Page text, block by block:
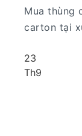
Mua thùng
carton tại
23
Th9